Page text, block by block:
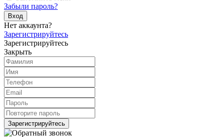
Забыли пароль?
Вход
Нет аккаунта?
Зарегистрируйтесь
Зарегистрируйтесь
Закрыть
Зарегистрируйтесь